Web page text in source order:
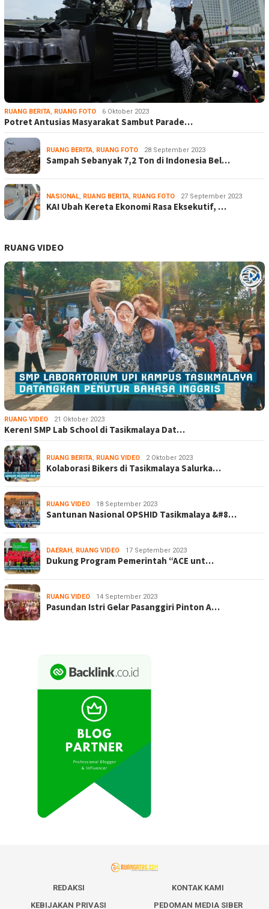
RUANG BERITA RUANG FOTO 6 Oktober 2023
Potret Antusias Masyarakat Sambut Parade…
RUANG BERITA RUANG FOTO 28 September 2023
Sampah Sebanyak 7,2 Ton di Indonesia Bel…
NASIONAL RUANG BERITA RUANG FOTO 27 September 2023
KAI Ubah Kereta Ekonomi Rasa Eksekutif, …
RUANG VIDEO
RUANG VIDEO 21 Oktober 2023
Keren! SMP Lab School di Tasikmalaya Dat…
RUANG BERITA RUANG VIDEO 2 Oktober 2023
Kolaborasi Bikers di Tasikmalaya Salurka…
RUANG VIDEO 18 September 2023
Santunan Nasional OPSHID Tasikmalaya &#8…
DAERAH RUANG VIDEO 17 September 2023
Dukung Program Pemerintah “ACE unt…
RUANG VIDEO 14 September 2023
Pasundan Istri Gelar Pasanggiri Pinton A…
REDAKSI
KONTAK KAMI
KEBIJAKAN PRIVASI
PEDOMAN MEDIA SIBER